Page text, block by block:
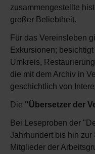
zusammengestellte
großer Beliebtheit.
Für das Vereinsleben
Exkursionen;
Umkreis,
die mit dem Archiv in
geschichtlich von
Die "Übersetzer der
Bei Leseproben der
Jahrhundert bis hin
Mitglieder der